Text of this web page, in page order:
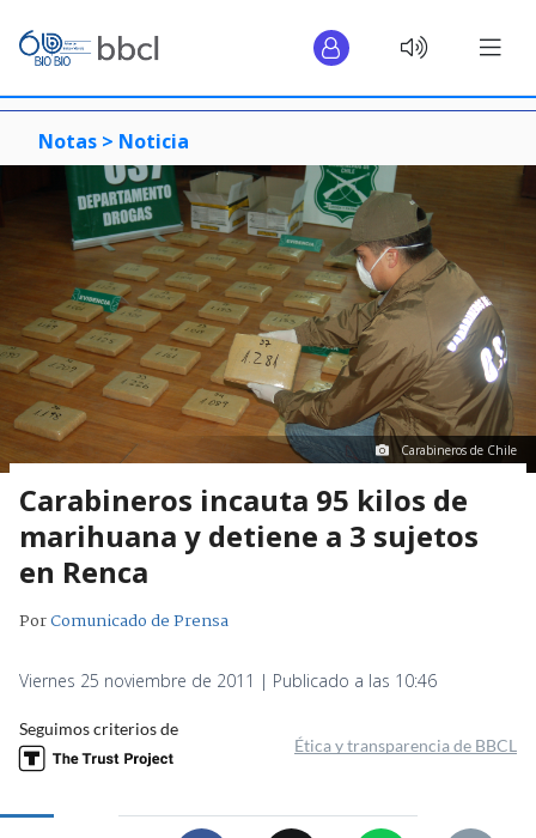
Notas > Noticia
Carabineros de Chile
Carabineros incauta 95 kilos de
marihuana y detiene a 3 sujetos
en Renca
PorComunicado de Prensa
Viernes 25 noviembre de 2011 | Publicado a las 10:46
Seguimos criterios de
Ética y transparencia de BBCL